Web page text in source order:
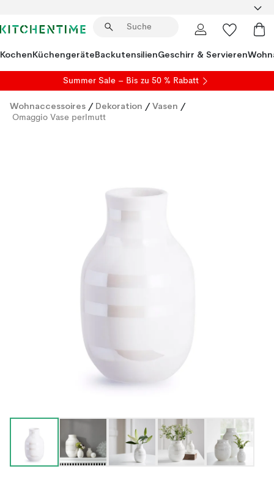
KochenKüchengeräteBackutensilienGeschirr & Servieren
Summer Sale – Bis zu 50 % Rabatt
Wohnaccessoires / Dekoration / Vasen /
Omaggio Vase perlmutt